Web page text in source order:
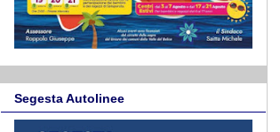
Segesta Autolinee